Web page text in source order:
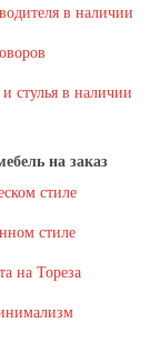
в наличии
стулья в наличии
на заказ
стиле
стиле
на Тореза